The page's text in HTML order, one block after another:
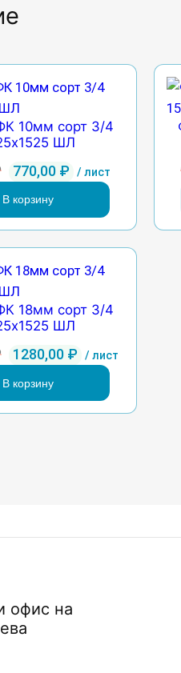
10мм сорт 3/4
ШЛ
Первоначальная
цена
составляла
800,00 ₽.
770,00 ₽
Текущая
цена:
/ лист
В корзину
18мм сорт 3/4
ШЛ
Первоначальная
цена
составляла
1350,00 ₽.
1280,00 ₽
Текущая
цена:
/ лист
В корзину
офис на